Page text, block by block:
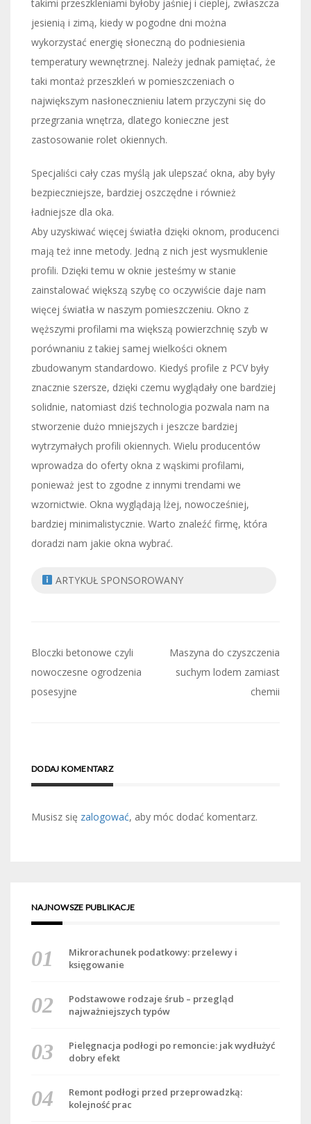
takimi przeszkleniami byłoby jaśniej i cieplej, zwłaszcza
jesienią i zimą, kiedy w pogodne dni można
wykorzystać energię słoneczną do podniesienia
temperatury wewnętrznej. Należy jednak pamiętać, że
taki montaż przeszkleń w pomieszczeniach o
największym nasłonecznieniu latem przyczyni się do
przegrzania wnętrza, dlatego konieczne jest
zastosowanie rolet okiennych.
Specjaliści cały czas myślą jak ulepszać okna, aby były
bezpieczniejsze, bardziej oszczędne i również
ładniejsze dla oka.
Aby uzyskiwać więcej światła dzięki oknom, producenci
mają też inne metody. Jedną z nich jest wysmuklenie
profili. Dzięki temu w oknie jesteśmy w stanie
zainstalować większą szybę co oczywiście daje nam
więcej światła w naszym pomieszczeniu. Okno z
węższymi profilami ma większą powierzchnię szyb w
porównaniu z takiej samej wielkości oknem
zbudowanym standardowo. Kiedyś profile z PCV były
znacznie szersze, dzięki czemu wyglądały one bardziej
solidnie, natomiast dziś technologia pozwala nam na
stworzenie dużo mniejszych i jeszcze bardziej
wytrzymałych profili okiennych. Wielu producentów
wprowadza do oferty okna z wąskimi profilami,
ponieważ jest to zgodne z innymi trendami we
wzornictwie. Okna wyglądają lżej, nowocześniej,
bardziej minimalistycznie. Warto znaleźć firmę, która
doradzi nam jakie okna wybrać.
ARTYKUŁ SPONSOROWANY
Nawigacja
wpisu
Bloczki betonowe czyli
nowoczesne ogrodzenia
posesyjne
Maszyna do czyszczenia
suchym lodem zamiast
chemii
DODAJ KOMENTARZ
Musisz się zalogować, aby móc dodać komentarz.
NAJNOWSZE PUBLIKACJE
Mikrorachunek podatkowy: przelewy i
księgowanie
Podstawowe rodzaje śrub – przegląd
najważniejszych typów
Pielęgnacja podłogi po remoncie: jak wydłużyć
dobry efekt
Remont podłogi przed przeprowadzką:
kolejność prac